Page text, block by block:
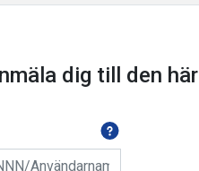
dig till den här